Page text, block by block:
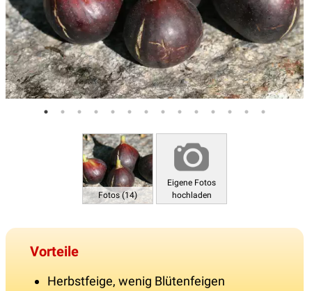
Fotos (14)
Eigene Fotos
hochladen
Vorteile
Herbstfeige, wenig Blütenfeigen